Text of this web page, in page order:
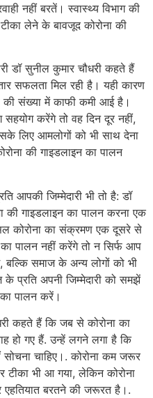
नहीं बरतें। स्वास्थ्य विभाग की
लेने के बावजूद कोरोना की
डॉ सुनील कुमार चौधरी कहते हैं
सफलता मिल रही है। यही कारण
की संख्या में काफी कमी आई है।
करेंगे तो वह दिन दूर नहीं,
लिए आमलोगों को भी साथ देना
की गाइडलाइन का पालन
आपकी जिम्मेदारी भी तो है: डॉ
की गाइडलाइन का पालन करना एक
कोरोना का संक्रमण एक दूसरे से
पालन नहीं करेंगे तो न सिर्फ आप
बल्कि समाज के अन्य लोगों को भी
प्रति अपनी जिम्मेदारी को समझें
पालन करें।
कहते हैं कि जब से कोरोना का
हो गए हैं. उन्हें लगने लगा है कि
सोचना चाहिए।. कोरोना कम जरूर
भी आ गया, लेकिन कोरोना
बरतने की जरूरत है।.